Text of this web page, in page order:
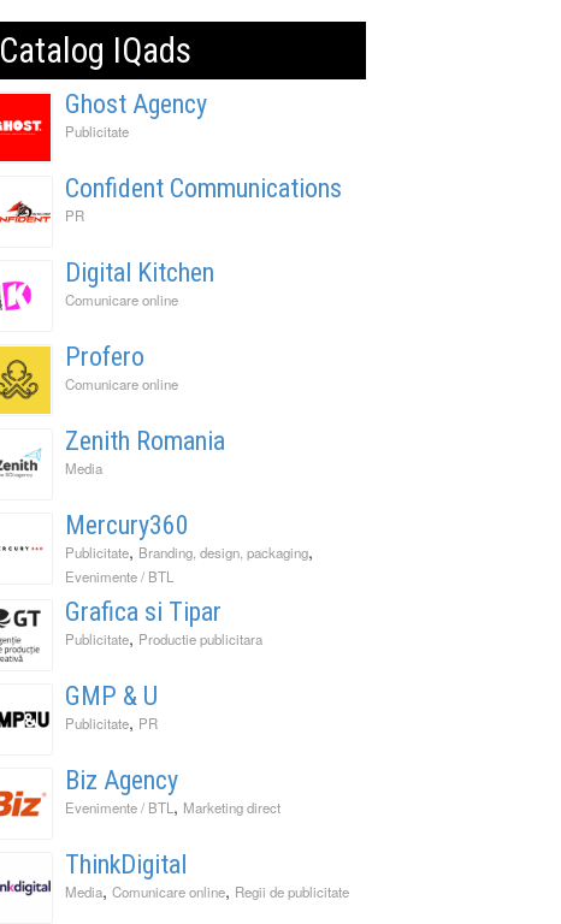
Catalog IQads
Ghost Agency
Publicitate
Confident Communications
PR
Digital Kitchen
Comunicare online
Profero
Comunicare online
Zenith Romania
Media
Mercury360
Publicitate, Branding, design, packaging,
Evenimente / BTL
Grafica si Tipar
Publicitate, Productie publicitara
GMP & U
Publicitate, PR
Biz Agency
Evenimente / BTL , Marketing direct
ThinkDigital
Media, Comunicare online, Regii de publicitate